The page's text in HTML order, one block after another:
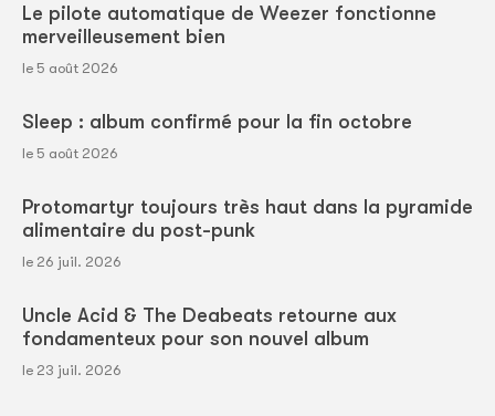
Le pilote automatique de Weezer fonctionne
merveilleusement bien
le 5 août 2026
Sleep : album confirmé pour la fin octobre
le 5 août 2026
Protomartyr toujours très haut dans la pyramide
alimentaire du post-punk
le 26 juil. 2026
Uncle Acid & The Deabeats retourne aux
fondamenteux pour son nouvel album
le 23 juil. 2026